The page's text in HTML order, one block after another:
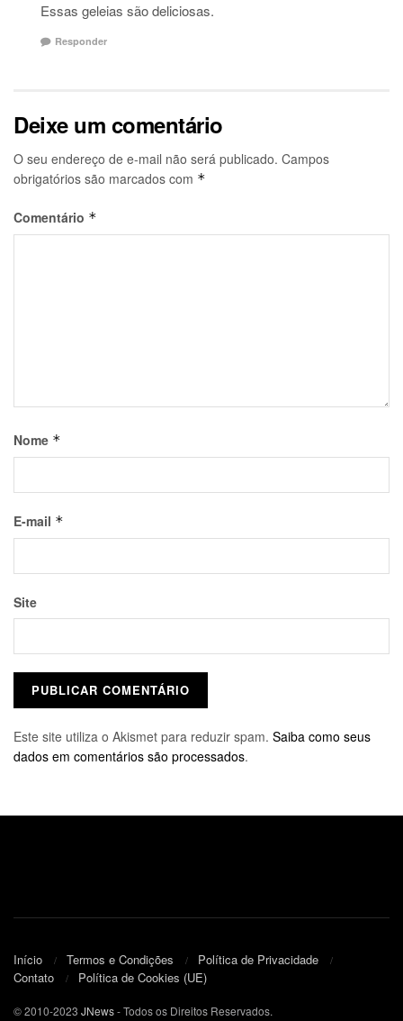
Essas geleias são deliciosas.
Responder
Deixe um comentário
O seu endereço de e-mail não será publicado. Campos
obrigatórios são marcados com *
Comentário *
Nome *
E-mail *
Site
Este site utiliza o Akismet para reduzir spam. Saiba como seus
dados em comentários são processados.
Início Termos e Condições
Política de Privacidade
Contato
Política de Cookies (UE)
© 2010-2023 JNews- Todos os Direitos Reservados.